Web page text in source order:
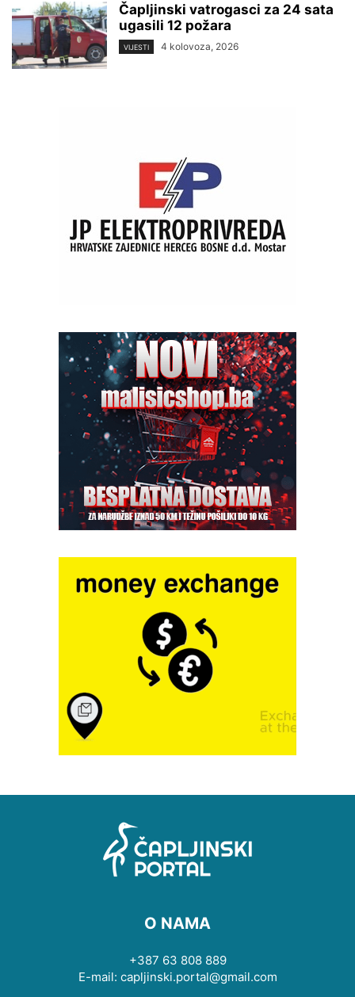
Čapljinski vatrogasci za 24 sata
ugasili 12 požara
VIJESTI 4 kolovoza, 2026
O NAMA
+387 63 808 889
E-mail: capljinski.portal@gmail.com